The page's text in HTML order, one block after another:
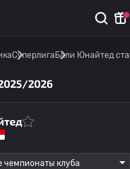
СуперлигаБали Юнайтед
2026
чемпионаты клуба